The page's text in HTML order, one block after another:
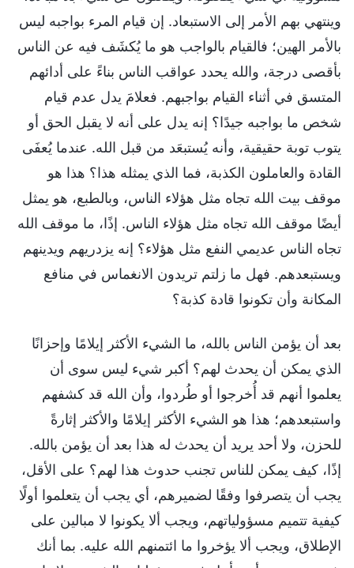
وينتهي بهم الأمر إلى الاستبعاد. إن قيام المرء بواجبه ليس
بالأمر الهين؛ فالقيام بالواجب هو ما يُكشَف فيه عن الناس
بأقصى درجة، والله يحدد عواقب الناس بناءً على أدائهم
المتسق في أثناء القيام بواجبهم. فعلامَ يدل عدم قيام
شخص ما بواجبه جيدًا؟ إنه يدل على أنه لا يقبل الحق أو
يتوب توبة حقيقية، وأنه يُستبعَد من قبل الله. عندما يُعفَى
القادة والعاملون الكذبة، فما الذي يمثله هذا؟ هذا هو
موقف بيت الله تجاه مثل هؤلاء الناس، وبالطبع، هو يمثل
أيضًا موقف الله تجاه مثل هؤلاء الناس. إذًا، ما موقف الله
تجاه الناس عديمي النفع مثل هؤلاء؟ إنه يزدريهم ويدينهم
ويستبعدهم. فهل ما زلتم تريدون الانغماس في منافع
المكانة وأن تكونوا قادة كذبة؟
بعد أن يؤمن الناس بالله، ما الشيء الأكثر إيلامًا وإحزانًا
الذي يمكن أن يحدث لهم؟ أكبر شيء ليس سوى أن
يعلموا أنهم قد أُخرجوا أو طُردوا، وأن الله قد كشفهم
واستبعدهم؛ هذا هو الشيء الأكثر إيلامًا والأكثر إثارةً
للحزن، ولا أحد يريد أن يحدث له هذا بعد أن يؤمن بالله.
إذًا، كيف يمكن للناس تجنب حدوث هذا لهم؟ على الأقل،
يجب أن يتصرفوا وفقًا لضميرهم، أي يجب أن يتعلموا أولًا
كيفية تتميم مسؤولياتهم، ويجب ألا يكونوا لا مبالين على
الإطلاق، ويجب ألا يؤخروا ما ائتمنهم الله عليه. بما أنك